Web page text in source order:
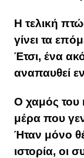
Η τελική
γίνει τα
Έτσι, ένα
αναπαυθεί
Ο χαμός του
μέρα που
Ήταν μόνο
ιστορία, οι